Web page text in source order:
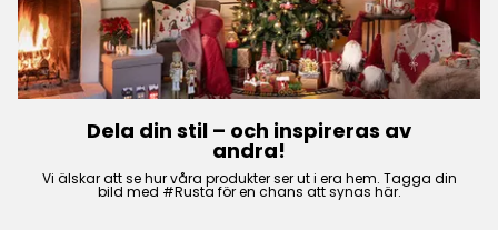
Dela din stil – och inspireras av
andra!
Vi älskar att se hur våra produkter ser ut i era hem. Tagga din
bild med #Rusta för en chans att synas här.